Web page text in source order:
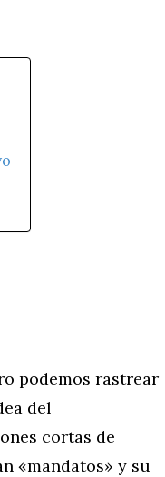
podemos rastrear
del
cortas de
«mandatos» y su